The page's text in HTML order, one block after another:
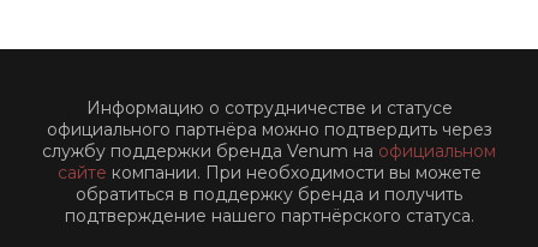
Информацию о сотрудничестве и статусе
официального партнёра можно подтвердить через
службу поддержки бренда Venum на официальном
сайте компании. При необходимости вы можете
обратиться в поддержку бренда и получить
подтверждение нашего партнёрского статуса.